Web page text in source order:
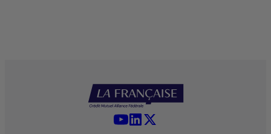
YouTube - La Française
LinkedIn - La Française